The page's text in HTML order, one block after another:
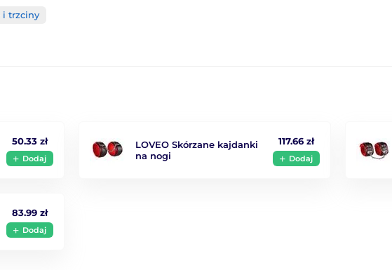
i trzciny
50.33 zł
Dodaj
LOVEO Skórzane kajdanki
na nogi
117.66 zł
Dodaj
83.99 zł
Dodaj